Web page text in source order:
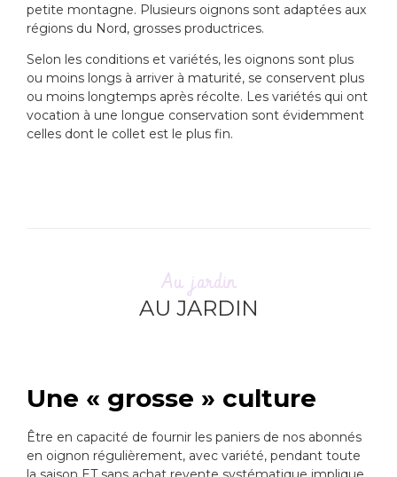
petite montagne. Plusieurs oignons sont adaptées aux
régions du Nord, grosses productrices.
Selon les conditions et variétés, les oignons sont plus
ou moins longs à arriver à maturité, se conservent plus
ou moins longtemps après récolte. Les variétés qui ont
vocation à une longue conservation sont évidemment
celles dont le collet est le plus fin.
Au jardin
AU JARDIN
Une « grosse » culture
Être en capacité de fournir les paniers de nos abonnés
en oignon régulièrement, avec variété, pendant toute